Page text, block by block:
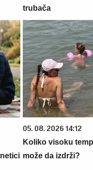
trubača
05. 08. 2026 14:12
Koliko visoku
može da izdrži?